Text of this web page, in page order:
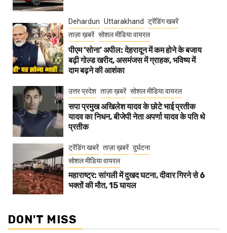
Dehardun Uttarakhand
ट्रेंडिंग खबरें
ताज़ा ख़बरें सोशल मीडिया वायरल
पीएम ‘सोना’ अपील: देहरादून में कम होने के बजाय
बढ़ी गोल्ड खरीद, असमंजस में ग्राहक, भविष्य में
दाम बढ़ने की आशंका
उत्तर प्रदेश ताज़ा ख़बरें सोशल मीडिया वायरल
सपा प्रमुख अखिलेश यादव के छोटे भाई प्रतीक
यादव का निधन, बीजेपी नेता अपर्णा यादव के पति थे
प्रतीक
ट्रेंडिंग खबरें ताज़ा ख़बरें दुर्घटना
सोशल मीडिया वायरल
महाराष्ट्र: सांगली में दुखद घटना, दीवार गिरने से 6
भक्तों की मौत, 15 घायल
DON'T MISS